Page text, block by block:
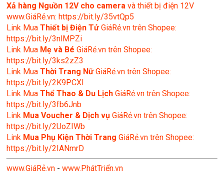
Xả hàng Nguồn 12V cho cameravà thiết bị điện 12V
www.GiáRẻ.vn: https://bit.ly/35vtQp5
Link MuaThiết bị Điện TửGiáRẻ.vn trên Shopee:
https://bit.ly/3nlMPZi
Link Mua Mẹ và Bé GiáRẻ.vn trên Shopee:
https://bit.ly/3ks2zZ3
Link MuaThời Trang NữGiáRẻ.vn trên Shopee:
https://bit.ly/2K9PCXl
Link Mua Thể Thao & Du Lịch GiáRẻ.vn trên Shopee:
https://bit.ly/3fb6Jnb
Link Mua Voucher & Dịch vụ GiáRẻ.vn trên Shopee:
https://bit.ly/2UoZIWb
Link Mua Phụ Kiện Thời TrangGiáRẻ.vn trên Shopee:
https://bit.ly/2IANmrD
www.GiáRẻ.vn -www.PhátTriển.vn